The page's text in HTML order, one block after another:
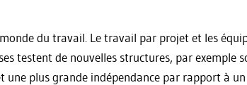
du travail. Le travail par projet et les
testent de nouvelles structures, par exemple
plus grande indépendance par rapport à